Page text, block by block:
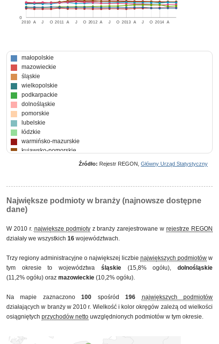
2010 2011 2012 2013 2014
A J O A J O A J O A J O A
0
małopolskie
mazowieckie
śląskie
wielkopolskie
podkarpackie
dolnośląskie
pomorskie
lubelskie
łódzkie
warmińsko-mazurskie
kujawsko-pomorskie
podlaskie
opolskie
Źródło: Rejestr REGON, Główny Urząd Statystyczny
Największe podmioty w branży (najnowsze dostępne
dane)
W 2010 r. największe podmiotyz branży zarejestrowane wrejestrze REGON
działały we wszystkich 16 województwach.
Trzy regiony administracyjne o największej liczbie największych podmiotów w
tym okresie to województwa śląskie(15,8% ogółu),dolnośląskie
(11,2% ogółu) oraz mazowieckie (10,2% ogółu).
Na mapie zaznaczono100 spośród196
największych podmiotów
działających w branży w 2010 r. Wielkość i kolor okręgów zależą od wielkości
osiągniętych przychodów netto uwzględnionych podmiotów w tym okresie.